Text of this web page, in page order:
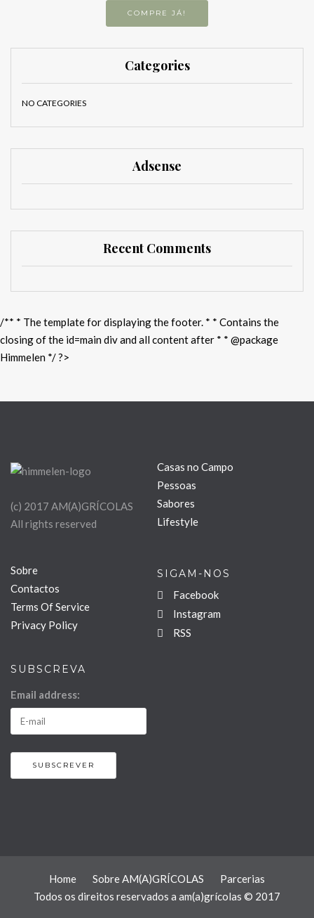
COMPRE JÁ!
Categories
NO CATEGORIES
Adsense
Recent Comments
/** * The template for displaying the footer. * * Contains the
closing of the id=main div and all content after * * @package
Himmelen */ ?>
(c) 2017 AM(A)GRÍCOLAS
All rights reserved
Casas no Campo
Pessoas
Sabores
Lifestyle
Sobre
Contactos
Terms Of Service
Privacy Policy
SIGAM-NOS
Facebook
Instagram
RSS
SUBSCREVA
Email address:
Home Sobre AM(A)GRÍCOLAS
Parcerias
Todos os direitos reservados a am(a)grícolas © 2017